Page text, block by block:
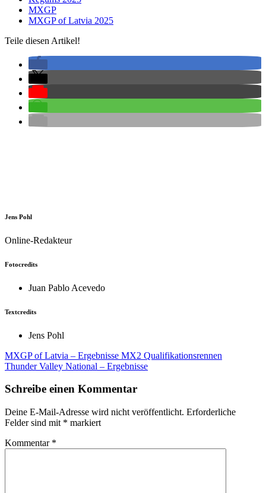
MXGP
MXGP of Latvia 2025
Teile diesen Artikel!
Jens Pohl
Online-Redakteur
Fotocredits
Juan Pablo Acevedo
Textcredits
Jens Pohl
Beitragsnavigation
MXGP of Latvia – Ergebnisse MX2 Qualifikationsrennen
Thunder Valley National – Ergebnisse
Schreibe einen Kommentar
Deine E-Mail-Adresse wird nicht veröffentlicht. Erforderliche
Felder sind mit * markiert
Kommentar *